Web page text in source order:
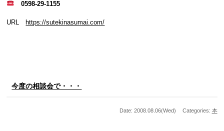
0598-29-1155
URL https://sutekinasumai.com/
今度の相談会で・・・
Date: 2008.08.06(Wed) Categories: 本